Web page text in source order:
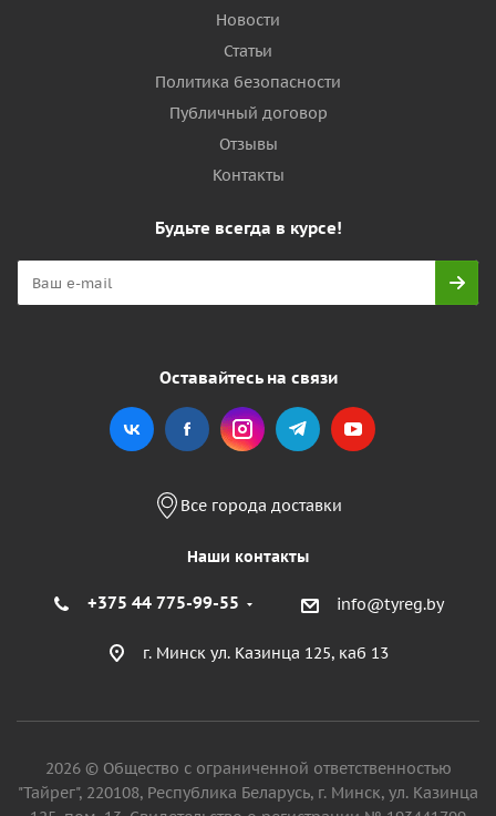
Новости
Статьи
Политика безопасности
Публичный договор
Отзывы
Контакты
Будьте всегда в курсе!
Оставайтесь на связи
Все города доставки
Наши контакты
+375 44 775-99-55 info@tyreg.by
г. Минск ул. Казинца 125, каб 13
2026 © Общество с ограниченной ответственностью
"Тайрег", 220108, Республика Беларусь, г. Минск, ул. Казинца